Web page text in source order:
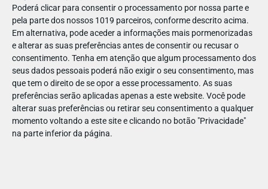
Poderá clicar para consentir o processamento por nossa parte e
pela parte dos nossos 1019 parceiros, conforme descrito acima.
Em alternativa, pode aceder a informações mais pormenorizadas
e alterar as suas preferências antes de consentir ou recusar o
consentimento. Tenha em atenção que algum processamento dos
seus dados pessoais poderá não exigir o seu consentimento, mas
que tem o direito de se opor a esse processamento. As suas
preferências serão aplicadas apenas a este website. Você pode
alterar suas preferências ou retirar seu consentimento a qualquer
momento voltando a este site e clicando no botão "Privacidade"
na parte inferior da página.